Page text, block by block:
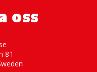
oss
81